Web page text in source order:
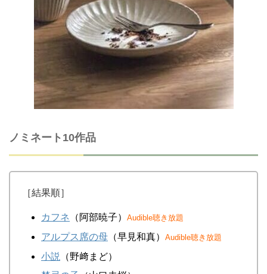
ノミネート10作品
［結果順］
カフネ （阿部暁子） Audible聴き放題
アルプス席の母 （早見和真） Audible聴き放題
小説
（野﨑まど）